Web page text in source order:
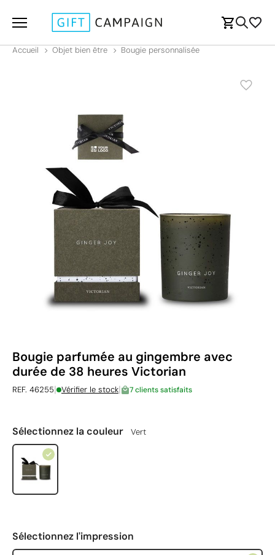
Accueil Objet bien être Bougie personnalisée
Bougie parfumée au gingembre avec
durée de 38 heures Victorian
REF. 46255| Vérifier le stock| 7 clients satisfaits
Sélectionnez la couleur Vert
Sélectionnez l'impression